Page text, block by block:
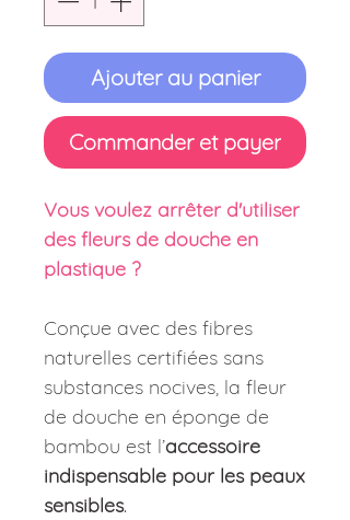
Ajouter au panier
Commander et payer
Vous voulez arrêter d'utiliser
des fleurs de douche en
plastique ?
Conçue avec des fibres
naturelles certifiées sans
substances nocives, la fleur
de douche en éponge de
bambou est l’accessoire
indispensable pour les peaux
sensibles.